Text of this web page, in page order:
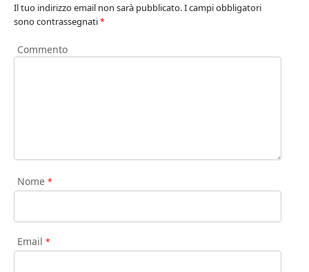
Il tuo indirizzo email non sarà pubblicato.I campi obbligatori
sono contrassegnati*
Commento
Nome *
Email *